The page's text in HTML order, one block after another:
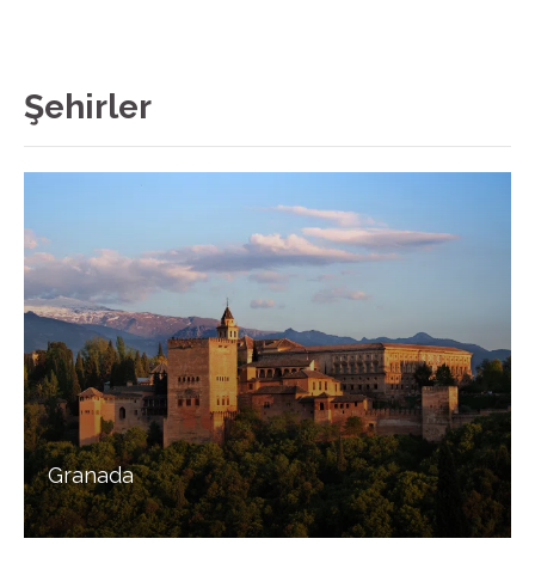
Şehirler
Granada